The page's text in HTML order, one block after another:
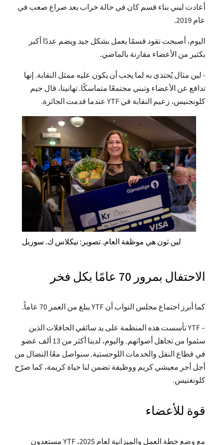
أعادت ليني بناء قسم كان في حالة خراب بعد صراع صعب في
عام 2019.
اليوم، أصبحت تقود قسمًا يعمل بشكل جيد ويضم عددًا أكبر
بكثير من الأعضاء مقارنة بالماضي.
- لين مثال يُحتذى به لما يجب أن يكون عليه ممثل النقابة. إنها
تدافع عن الأعضاء وتبني مجتمعًا متماسكًا. تهانينا، قال جيم
كلونجنيس، زعيم النقابة في YTF عندما قدمت الجائزة.
لين ثون هي موظفة العام. تصوير: نيكلاس ك. سوربل
الاحتفال بمرور 70 عامًا بكل فخر
كما أبرز اجتماع مجلس النواب أن YTF يبلغ من العمر 70 عاماً.
– YTF تأسست هذه المنظمة على يد سائقي الحافلات الذين
سئموا من تجاهل أصواتهم. واليوم، لدينا أكثر من 13 ألف عضو
في قطاع النقل والخدمات اللوجستية. سنواصل معًا النضال من
أجل أجر معيشي كريم ووظيفة تضمن لنا حياة كريمة، كما صرّح
كلونغنيس.
قوة للأعضاء
مع وضع خطة العمل والميزانية لعام 2025، YTF مستعدون